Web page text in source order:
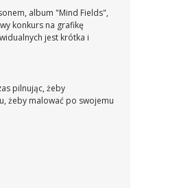
album "Mind Fields",
konkurs na grafikę
jest krótka i
pilnując, żeby
żeby malować po swojemu